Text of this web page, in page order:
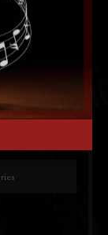
次のページ >